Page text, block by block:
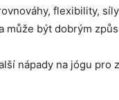
flexibility,
může být dobrým
nápady na jógu pro